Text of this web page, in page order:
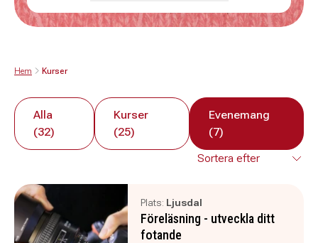
Hem Kurser
Alla
(32)
Kurser
(25)
Evenemang
(7)
Plats: Ljusdal
Föreläsning - utveckla ditt
fotande